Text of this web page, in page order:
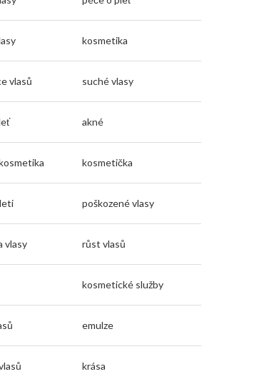
kosmetika
vlasů suché vlasy
akné
kosmetička
poškozené vlasy
vlasy růst vlasů
kosmetické služby
emulze
krása